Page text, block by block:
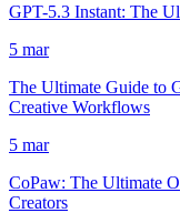
GPT-5.3 Instant: The
5 mar
The Ultimate Guide to
Creative Workflows
5 mar
CoPaw: The Ultimate
Creators